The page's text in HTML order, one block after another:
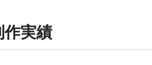
実績